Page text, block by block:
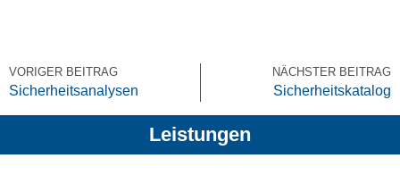
VORIGER BEITRAG
Sicherheitsanalysen
NÄCHSTER BEITRAG
Sicherheitskatalog
Leistungen